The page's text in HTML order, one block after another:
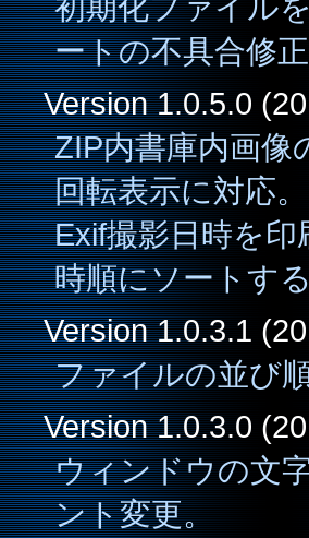
ートの不具合修正
Version 1.0.5.0
ZIP内書庫内画像
回転表示に対応。
Exif撮影日時を
時順にソートす
Version 1.0.3.1
ファイルの並び
Version 1.0.3.0
ウィンドウの文
ント変更。